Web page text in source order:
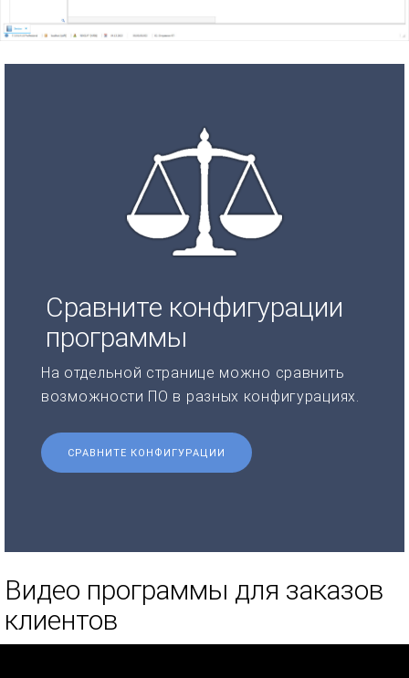
Сравните конфигурации
программы
На отдельной странице можно сравнить
возможности ПО в разных конфигурациях.
СРАВНИТЕ КОНФИГУРАЦИИ
Видео программы для заказов
клиентов